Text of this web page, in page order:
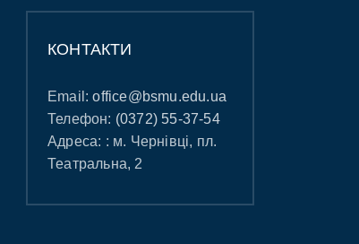
КОНТАКТИ
Email:office@bsmu.edu.ua
Телефон: (0372) 55-37-54
Адреса: : м. Чернівці, пл.
Театральна, 2